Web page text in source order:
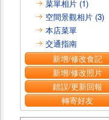
菜單相片 (1)
空間景觀相片 (3)
本店菜單
交通指南
新增/修改食記
新增/修改照片
錯誤/更新回報
轉寄好友